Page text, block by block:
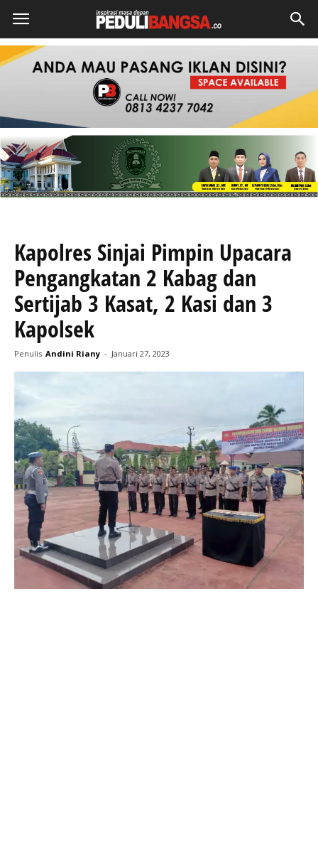
Kapolres Sinjai Pimpin Upacara
Pengangkatan 2 Kabag dan
Sertijab 3 Kasat, 2 Kasi dan 3
Kapolsek
Penulis Andini Riany - Januari 27, 2023